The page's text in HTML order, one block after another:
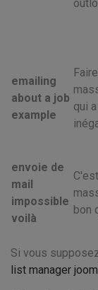
emailing
about a job
example
qui
envoie de
mail
impossible
voilà
bon
Si vous
list manager